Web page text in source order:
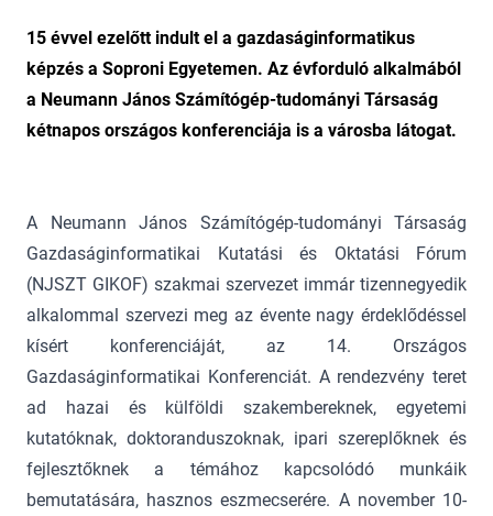
15 évvel ezelőtt indult el a gazdaságinformatikus
képzés a Soproni Egyetemen. Az évforduló alkalmából
a Neumann János Számítógép-tudományi Társaság
kétnapos országos konferenciája is a városba látogat.
A Neumann János Számítógép-tudományi Társaság
Gazdaságinformatikai Kutatási és Oktatási Fórum
(NJSZT GIKOF) szakmai szervezet immár tizennegyedik
alkalommal szervezi meg az évente nagy érdeklődéssel
kísért konferenciáját, az 14. Országos
Gazdaságinformatikai Konferenciát. A rendezvény teret
ad hazai és külföldi szakembereknek, egyetemi
kutatóknak, doktoranduszoknak, ipari szereplőknek és
fejlesztőknek a témához kapcsolódó munkáik
bemutatására, hasznos eszmecserére. A november 10-